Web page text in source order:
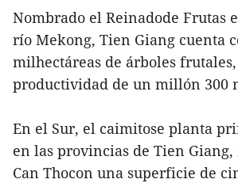
Nombrado el Reinadode Frutas
río Mekong, Tien Giang cuenta
milhectáreas de árboles
productividad de un millón 300
En el Sur, el caimitose planta
en las provincias de Tien Giang,
Can Thocon una superficie de